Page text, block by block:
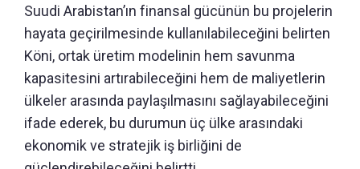
Suudi Arabistan’ın finansal gücünün bu projelerin
hayata geçirilmesinde kullanılabileceğini belirten
Köni, ortak üretim modelinin hem savunma
kapasitesini artırabileceğini hem de maliyetlerin
ülkeler arasında paylaşılmasını sağlayabileceğini
ifade ederek, bu durumun üç ülke arasındaki
ekonomik ve stratejik iş birliğini de